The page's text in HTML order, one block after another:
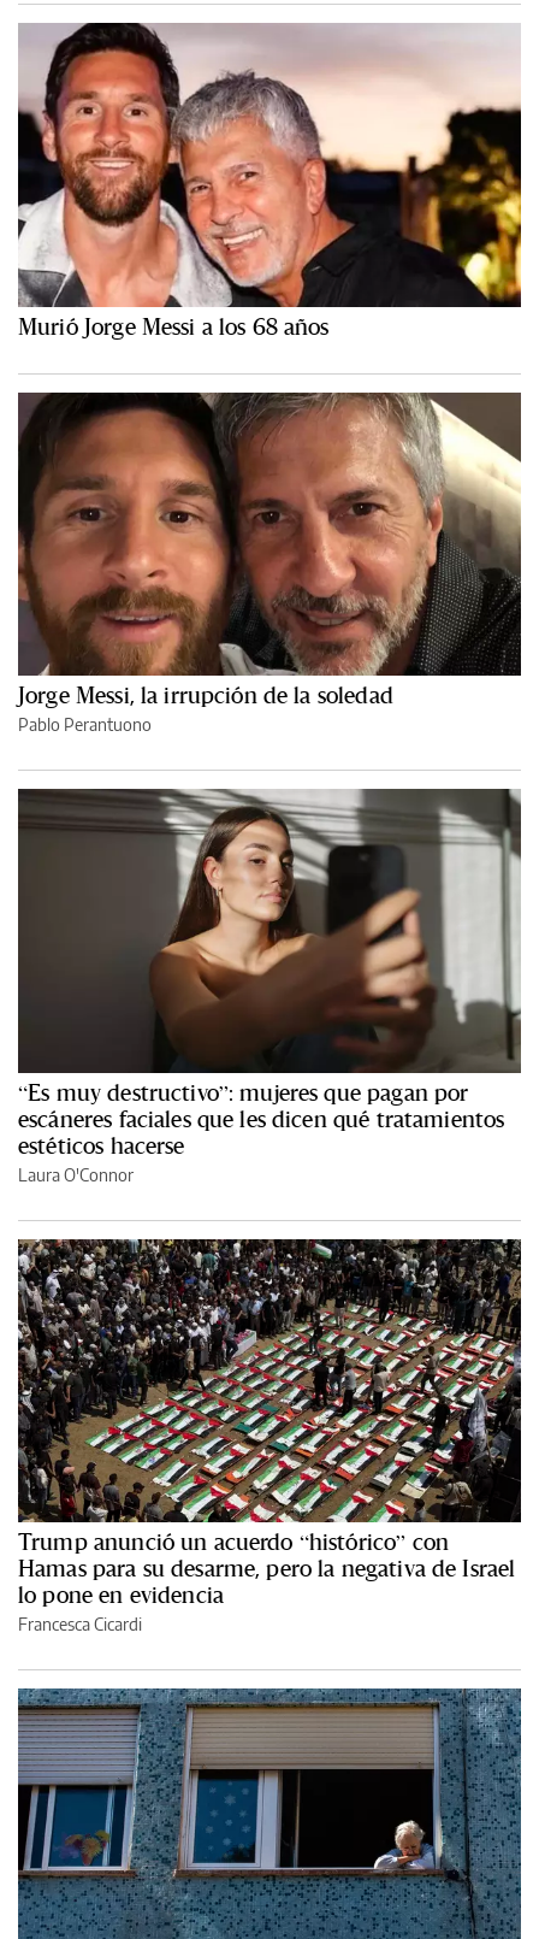
Murió Jorge Messi a los 68 años
Jorge Messi, la irrupción de la soledad
Pablo Perantuono
“Es muy destructivo”: mujeres que pagan por
escáneres faciales que les dicen qué tratamientos
estéticos hacerse
Laura O'Connor
Trump anunció un acuerdo “histórico” con
Hamas para su desarme, pero la negativa de Israel
lo pone en evidencia
Francesca Cicardi